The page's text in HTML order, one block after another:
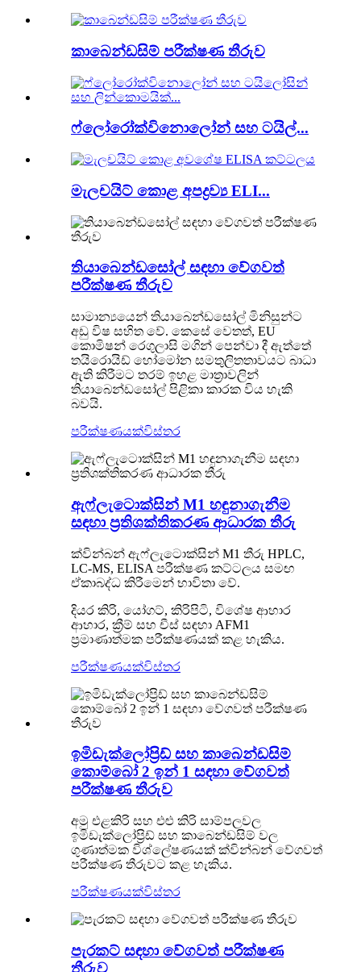
කාබෙන්ඩසිම් පරීක්ෂණ තීරුව
ෆ්ලෝරෝක්විනොලෝන් සහ ටයිල්...
මැලචයිට් කොළ අපද්‍රව්‍ය ELI...
තියාබෙන්ඩසෝල් සඳහා වේගවත්
පරීක්ෂණ තීරුව
සාමාන්‍යයෙන් තියාබෙන්ඩසෝල් මිනිසුන්ට
අඩු විෂ සහිත වේ. කෙසේ වෙතත්, EU
කොමිෂන් රෙගුලාසි මගින් පෙන්වා දී ඇත්තේ
තයිරොයිඩ් හෝමෝන සමතුලිතතාවයට බාධා
ඇති කිරීමට තරම් ඉහළ මාත්‍රාවලින්
තියාබෙන්ඩසෝල් පිළිකා කාරක විය හැකි
බවයි.
පරීක්ෂණයක්විස්තර
ඇෆ්ලැටොක්සින් M1 හඳුනාගැනීම
සඳහා ප්‍රතිශක්තිකරණ ආධාරක තීරු
ක්වින්බන් ඇෆ්ලැටොක්සින් M1 තීරු HPLC,
LC-MS, ELISA පරීක්ෂණ කට්ටලය සමඟ
ඒකාබද්ධ කිරීමෙන් භාවිතා වේ.
දියර කිරි, යෝගට්, කිරිපිටි, විශේෂ ආහාර
ආහාර, ක්‍රීම් සහ චීස් සඳහා AFM1
ප්‍රමාණාත්මක පරීක්ෂණයක් කළ හැකිය.
පරීක්ෂණයක්විස්තර
ඉමිඩැක්ලෝප්‍රිඩ් සහ කාබෙන්ඩසිම්
කොම්බෝ 2 ඉන් 1 සඳහා වේගවත්
පරීක්ෂණ තීරුව
අමු එළකිරි සහ එළු කිරි සාම්පලවල
ඉමිඩැක්ලෝප්‍රිඩ් සහ කාබෙන්ඩසිම් වල
ගුණාත්මක විශ්ලේෂණයක් ක්වින්බන් වේගවත්
පරීක්ෂණ තීරුවට කළ හැකිය.
පරීක්ෂණයක්විස්තර
පැරකට් සඳහා වේගවත් පරීක්ෂණ
තීරුව